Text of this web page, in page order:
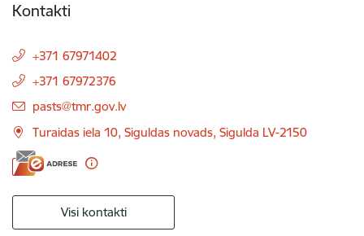
Kontakti
+371 67971402
+371 67972376
E-pasts:
pasts@tmr.gov.lv
Turaidas iela 10, Siguldas novads, Sigulda LV-2150
Visi kontakti